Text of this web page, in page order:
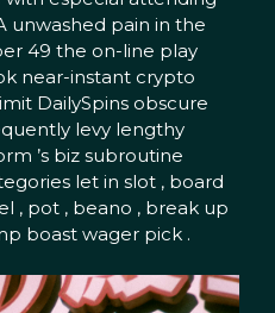
unwashed pain in the
49 the on-line play
near-instant crypto
DailySpins obscure
levy lengthy
’s biz subroutine
let in slot , board
, pot , beano , break up
boast wager pick .